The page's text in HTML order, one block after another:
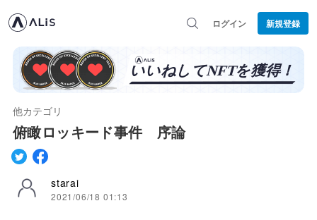
ログイン 新規登録
他カテゴリ
俯瞰ロッキード事件 序論
starai
2021/06/18 01:13